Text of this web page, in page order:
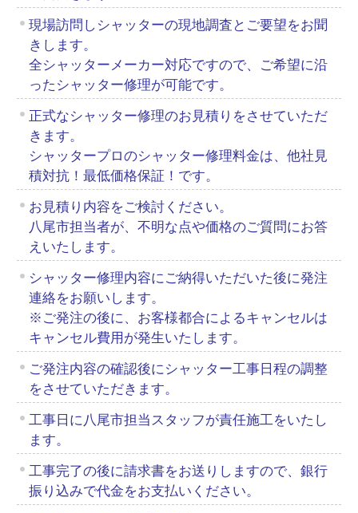
現場訪問しシャッターの現地調査とご要望をお聞
きします。
全シャッターメーカー対応ですので、ご希望に沿
ったシャッター修理が可能です。
正式なシャッター修理のお見積りをさせていただ
きます。
シャッタープロのシャッター修理料金は、他社見
積対抗！最低価格保証！です。
お見積り内容をご検討ください。
八尾市担当者が、不明な点や価格のご質問にお答
えいたします。
シャッター修理内容にご納得いただいた後に発注
連絡をお願いします。
※ご発注の後に、お客様都合によるキャンセルは
キャンセル費用が発生いたします。
ご発注内容の確認後にシャッター工事日程の調整
をさせていただきます。
工事日に八尾市担当スタッフが責任施工をいたし
ます。
工事完了の後に請求書をお送りしますので、銀行
振り込みで代金をお支払いください。